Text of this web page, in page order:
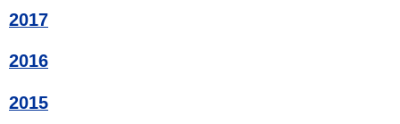
2017
2016
2015